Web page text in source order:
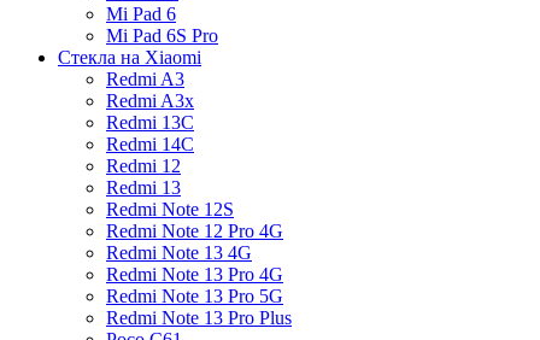
Mi Pad 6
Mi Pad 6S Pro
Стекла на Xiaomi
Redmi A3
Redmi A3x
Redmi 13C
Redmi 14C
Redmi 12
Redmi 13
Redmi Note 12S
Redmi Note 12 Pro 4G
Redmi Note 13 4G
Redmi Note 13 Pro 4G
Redmi Note 13 Pro 5G
Redmi Note 13 Pro Plus